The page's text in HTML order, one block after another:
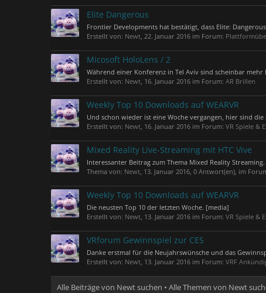
Elite Dangerous
Frontier Developments hat bestätigt, dass Elite:
Erstellt von: Newt, 22. Januar 2016 im Forum:
Micosoft HoloLens / 2
Während einer Konferenz in Tel Aviv sind scheinbar
Erstellt von: Newt, 16. Januar 2016 im Forum: AR Brillen
Weekly Top 10 Downloads auf WEARVR
Und schon wieder ist eine Woche vergangen, hier sind
Erstellt von: Newt, 16. Januar 2016 im Forum: VR Spiele &
Mixed Reality Live-Streaming mit HTC Vive
Interessanter Beitrag zum Thema Mixed Reality
Thema von: Newt, 13. Januar 2016, 0 Antwort(en), im
Weekly Top 10 Downloads auf WEARVR
Die neusten Top 10 der letzten Woche. [media]
Erstellt von: Newt, 13. Januar 2016 im Forum: VR Spiele &
VRforum Gewinnspiel zur CES
Danke erstmal für die Neujahrswünsche und das
Erstellt von: Newt, 13. Januar 2016 im Forum: VRF
Alle Beiträge von Newt suchen Alle Themen von Newt